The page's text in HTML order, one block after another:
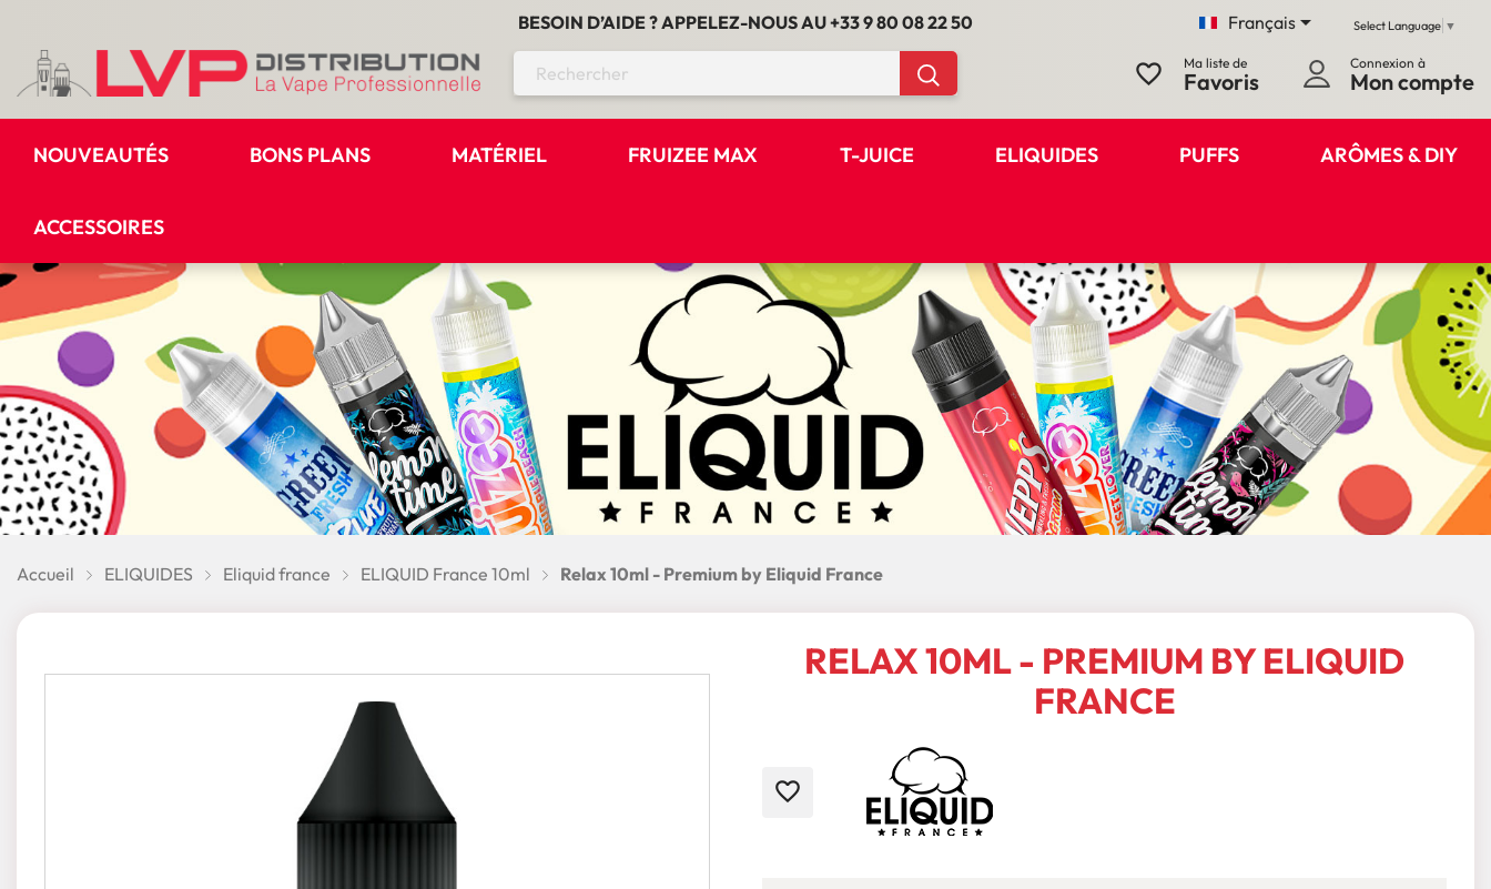
BESOIN D’AIDE ? APPELEZ-NOUS AU+33 9 80 08 22 50 Français Select Language ▼
favorite_border Ma liste de
Favoris
Connexion à
Mon compte
NOUVEAUTÉS BONS PLANS MATÉRIEL FRUIZEE MAX T-JUICE ELIQUIDES PUFFS ARÔMES & DIY
ACCESSOIRES
Accueil ELIQUIDES Eliquid france ELIQUID France 10ml Relax 10ml - Premium by Eliquid France
RELAX 10ML - PREMIUM BY ELIQUID
FRANCE
favorite_border